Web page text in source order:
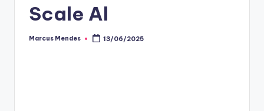
Scale Al
Posted
Marcus Mendes 13/06/2025